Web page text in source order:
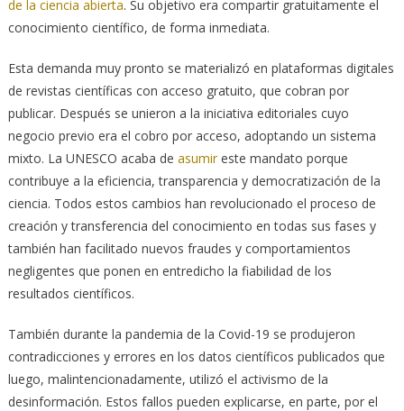
de la ciencia abierta. Su objetivo era compartir gratuitamente el
conocimiento científico, de forma inmediata.
Esta demanda muy pronto se materializó en plataformas digitales
de revistas científicas con acceso gratuito, que cobran por
publicar. Después se unieron a la iniciativa editoriales cuyo
negocio previo era el cobro por acceso, adoptando un sistema
mixto. La UNESCO acaba de asumireste mandato porque
contribuye a la eficiencia, transparencia y democratización de la
ciencia. Todos estos cambios han revolucionado el proceso de
creación y transferencia del conocimiento en todas sus fases y
también han facilitado nuevos fraudes y comportamientos
negligentes que ponen en entredicho la fiabilidad de los
resultados científicos.
También durante la pandemia de la Covid-19 se produjeron
contradicciones y errores en los datos científicos publicados que
luego, malintencionadamente, utilizó el activismo de la
desinformación. Estos fallos pueden explicarse, en parte, por el